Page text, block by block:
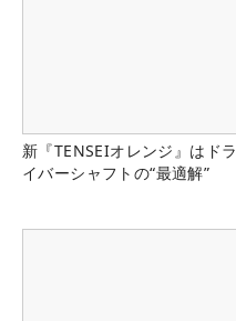
新『TENSEIオレンジ』はドラ
イバーシャフトの“最適解”